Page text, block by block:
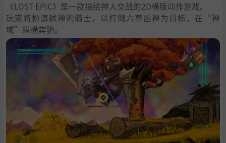
《LOST EPIC》是一款描绘神人交战的2D横版动作游戏。
玩家将扮演弑神的骑士，以打倒六尊凶神为目标，在“神
域”纵横奔驰。